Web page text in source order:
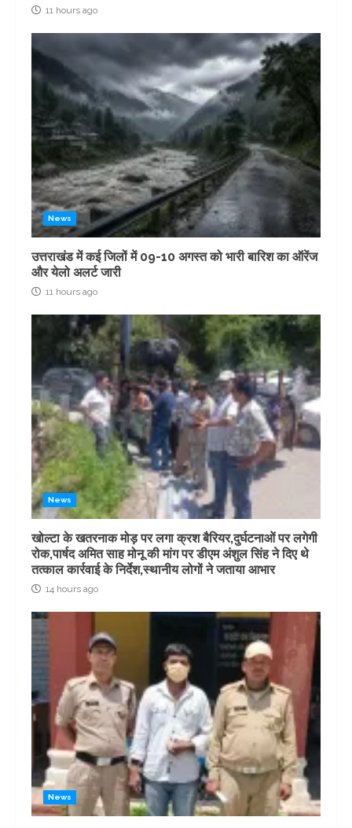
11 hours ago
News
उत्तराखंड में कई जिलों में 09-10 अगस्त को भारी बारिश का ऑरेंज
और येलो अलर्ट जारी
11 hours ago
News
खोल्टा के खतरनाक मोड़ पर लगा क्रश बैरियर,दुर्घटनाओं पर लगेगी
रोक,पार्षद अमित साह मोनू की मांग पर डीएम अंशुल सिंह ने दिए थे
तत्काल कार्रवाई के निर्देश,स्थानीय लोगों ने जताया आभार
14 hours ago
News